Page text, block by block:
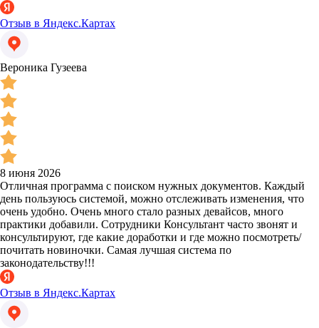
Отзыв в Яндекс.Картах
Вероника Гузеева
8 июня 2026
Отличная программа с поиском нужных документов. Каждый
день пользуюсь системой, можно отслеживать изменения, что
очень удобно. Очень много стало разных девайсов, много
практики добавили. Сотрудники Консультант часто звонят и
консультируют, где какие доработки и где можно посмотреть/
почитать новиночки. Самая лучшая система по
законодательству!!!
Отзыв в Яндекс.Картах